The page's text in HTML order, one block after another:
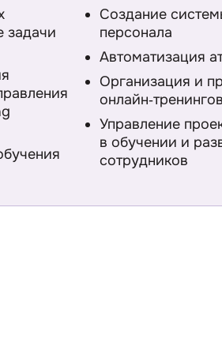
задачи
Создание
персонала
Автоматизация
Организация и
онлайн‑тренингов
Управление
в обучении и
сотрудников